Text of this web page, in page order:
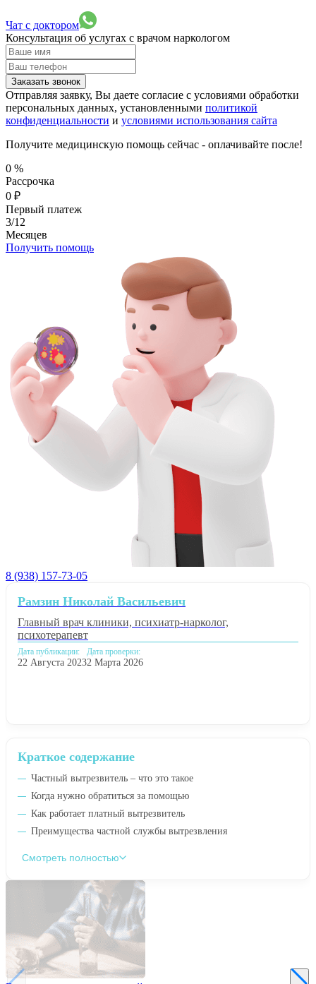
Чат с доктором
Консультация об услугах с врачом наркологом
Заказать звонок
Отправляя заявку, Вы даете согласие с условиями обработки
персональных данных, установленными политикой
конфиденциальности и условиями использования сайта
Получите медицинскую помощь сейчас - оплачивайте после!
0 %
Рассрочка
0 ₽
Первый платеж
3/12
Месяцев
Получить помощь
8 (938) 157-73-05
Краткое содержание
Частный вытрезвитель – что это такое
Когда нужно обратиться за помощью
Как работает платный вытрезвитель
Преимущества частной службы вытрезвления
Смотреть полностью
Рамзин Николай Васильевич
Главный врач клиники, психиатр-нарколог,
психотерапевт
Дата публикации:
22 Августа 2023
Дата проверки:
2 Марта 2026